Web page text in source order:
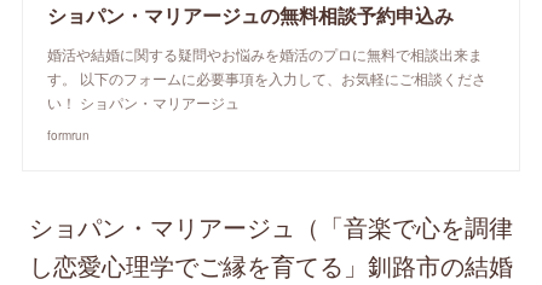
ショパン・マリアージュの無料相談予約申込み
婚活や結婚に関する疑問やお悩みを婚活のプロに無料で相談出来ま
す。 以下のフォームに必要事項を入力して、お気軽にご相談くださ
い！ ショパン・マリアージュ
formrun
ショパン・マリアージュ（「音楽で心を調律
し恋愛心理学でご縁を育てる」釧路市の結婚